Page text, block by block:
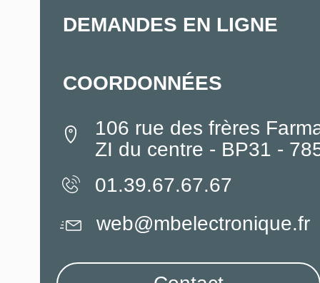
DEMANDES EN LIGNE
COORDONNÉES
106 rue des frères
ZI du centre - BP31 -
01.39.67.67.67
web@mbelectronique.fr